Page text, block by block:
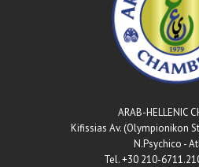
ARAB-HELLENIC
N.Psychico -
Tel. +30 210-